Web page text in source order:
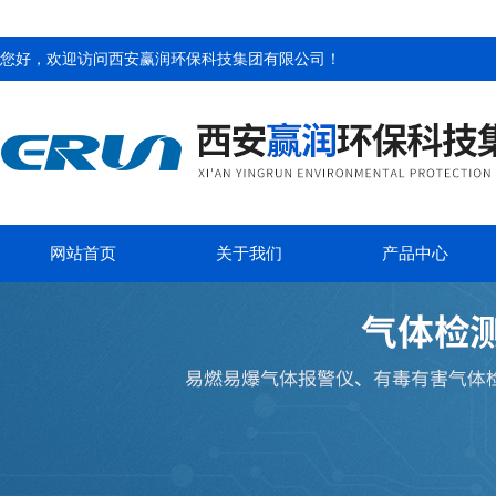
您好，欢迎访问西安赢润环保科技集团有限公司 ！
网站首页 关于我们 产品中心